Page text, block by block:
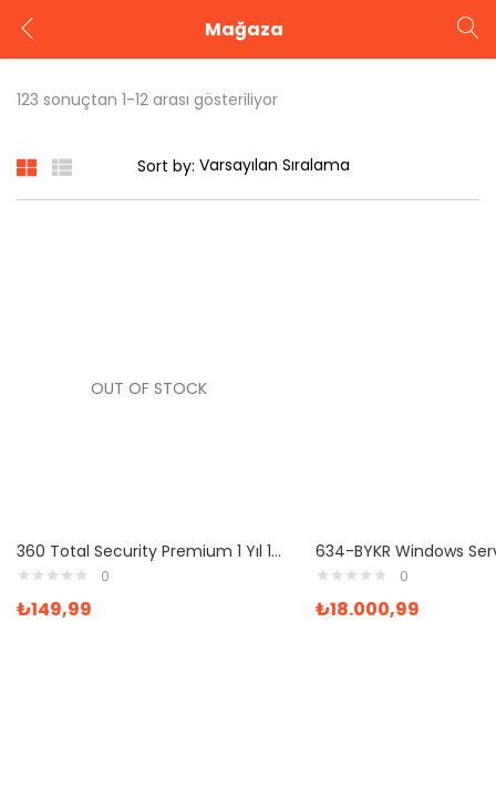
Mağaza
GIRIŞ YAP
123 sonuçtan 1-12 arası gösteriliyor
Sort by:
OUT OF STOCK
360 Total Security Premium 1 Yıl 1 Pc
0
₺149,99
0
₺18.000,99